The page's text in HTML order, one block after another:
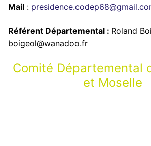
Mail :
Référent Départemental : Roland
boigeol@wanadoo.fr
Comité Départemental
et Moselle